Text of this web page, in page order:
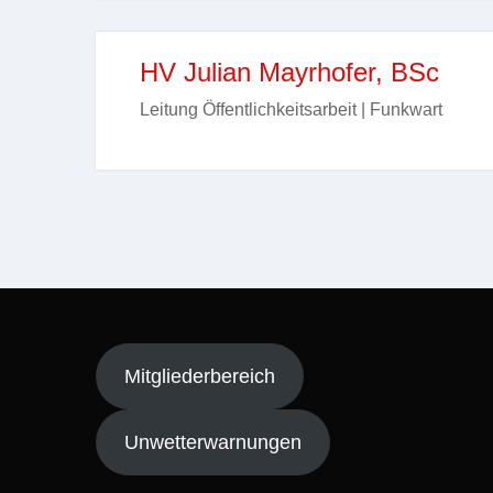
HV Julian Mayrhofer, BSc
Leitung Öffentlichkeitsarbeit | Funkwart
Mitgliederbereich
Unwetterwarnungen